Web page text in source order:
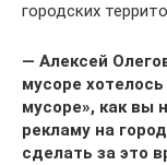
городских
— Алексей
мусоре
мусоре», как вы
рекламу на
сделать за это